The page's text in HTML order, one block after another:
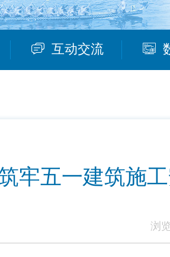
互动交流
牢五一建筑施
浏